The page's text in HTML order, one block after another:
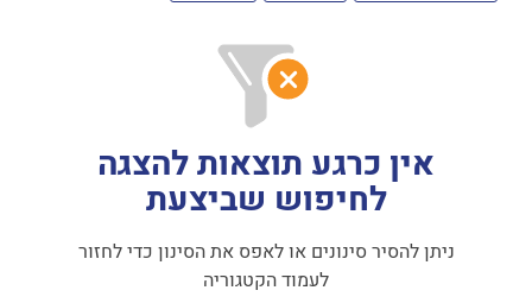
אין כרגע תוצאות להצגה
לחיפוש שביצעת
ניתן להסיר סינונים או לאפס את הסינון כדי לחזור
לעמוד הקטגוריה